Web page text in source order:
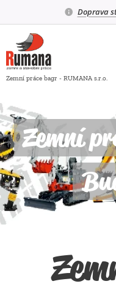
Doprava
Zemní práce bagr - RUMANA s.r.o.
Zemní